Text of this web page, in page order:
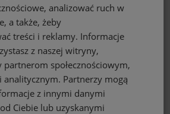
analizować ruch w
a także, żeby
treści i reklamy. Informacje
z naszej witryny,
społecznościowym,
Partnerzy mogą
z innymi danymi
Ciebie lub uzyskanymi